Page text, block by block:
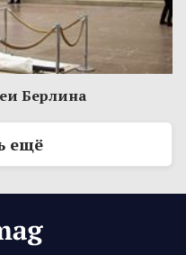
Берлина
ещё